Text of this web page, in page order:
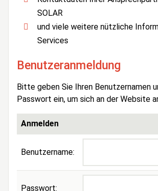
SOLAR
und viele weitere nützliche
Services
Benutzeranmeldung
Bitte geben Sie Ihren Benutzernamen
Passwort ein, um sich an der Website
Anmelden
Benutzername:
Passwort: